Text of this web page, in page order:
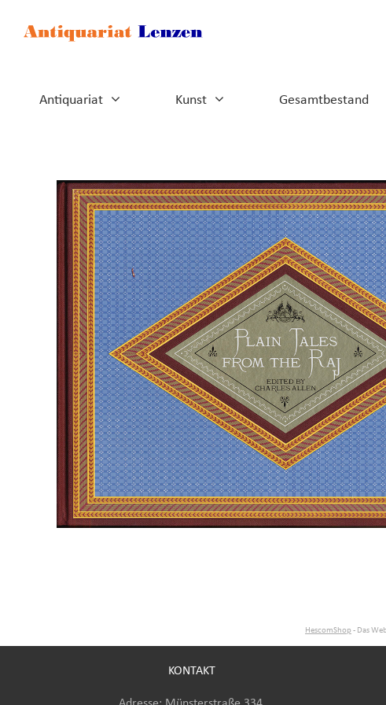
Inhalt
Antiquariat Kunst Gesamtbestand
HescomShop - Das
KONTAKT